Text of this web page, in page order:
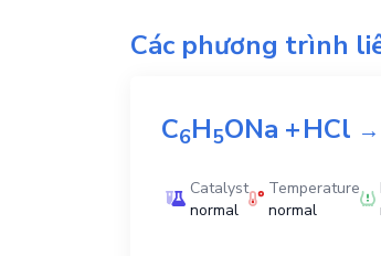
Các phương trình
C6H5ONa +HCl
Catalyst
normal
Temperature
normal